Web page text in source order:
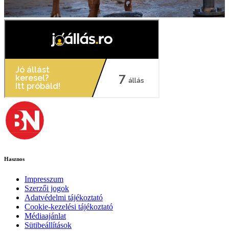
Hasznos
Impresszum
Szerzői jogok
Adatvédelmi tájékoztató
Cookie-kezelési tájékoztató
Médiaajánlat
Sütibeállítások